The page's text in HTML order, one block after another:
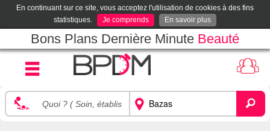
En continuant sur ce site, vous acceptez l'utilisation de cookies à des fins
statistiques.
Je comprends En savoir plus
Bons Plans Dernière Minute Beauté